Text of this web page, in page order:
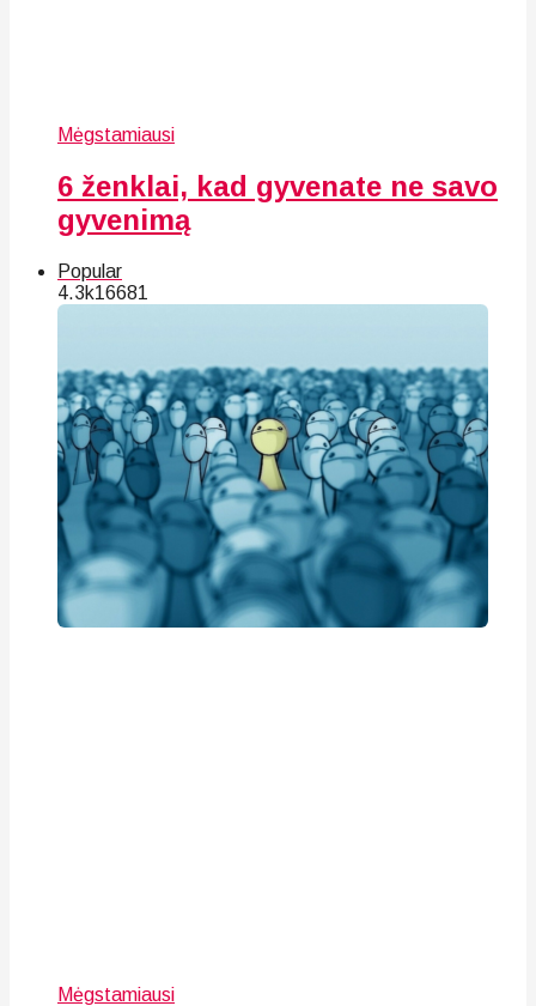
Mėgstamiausi
6 ženklai, kad gyvenate ne savo
gyvenimą
Popular
4.3k16681
Mėgstamiausi